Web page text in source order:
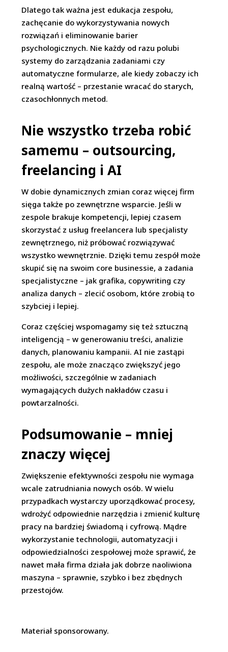
Dlatego tak ważna jest edukacja zespołu,
zachęcanie do wykorzystywania nowych
rozwiązań i eliminowanie barier
psychologicznych. Nie każdy od razu polubi
systemy do zarządzania zadaniami czy
automatyczne formularze, ale kiedy zobaczy ich
realną wartość – przestanie wracać do starych,
czasochłonnych metod.
Nie wszystko trzeba robić
samemu – outsourcing,
freelancing i AI
W dobie dynamicznych zmian coraz więcej firm
sięga także po zewnętrzne wsparcie. Jeśli w
zespole brakuje kompetencji, lepiej czasem
skorzystać z usług freelancera lub specjalisty
zewnętrznego, niż próbować rozwiązywać
wszystko wewnętrznie. Dzięki temu zespół może
skupić się na swoim core businessie, a zadania
specjalistyczne – jak grafika, copywriting czy
analiza danych – zlecić osobom, które zrobią to
szybciej i lepiej.
Coraz częściej wspomagamy się też sztuczną
inteligencją – w generowaniu treści, analizie
danych, planowaniu kampanii. AI nie zastąpi
zespołu, ale może znacząco zwiększyć jego
możliwości, szczególnie w zadaniach
wymagających dużych nakładów czasu i
powtarzalności.
Podsumowanie – mniej
znaczy więcej
Zwiększenie efektywności zespołu nie wymaga
wcale zatrudniania nowych osób. W wielu
przypadkach wystarczy uporządkować procesy,
wdrożyć odpowiednie narzędzia i zmienić kulturę
pracy na bardziej świadomą i cyfrową. Mądre
wykorzystanie technologii, automatyzacji i
odpowiedzialności zespołowej może sprawić, że
nawet mała firma działa jak dobrze naoliwiona
maszyna – sprawnie, szybko i bez zbędnych
przestojów.
Materiał sponsorowany.